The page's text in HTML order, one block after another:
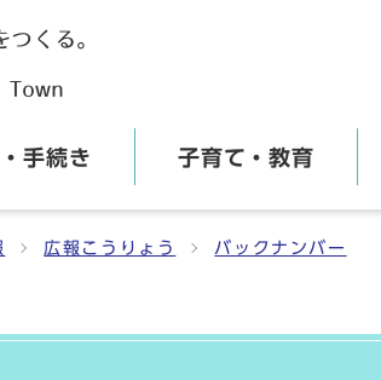
手続き 子育て・教育
広報こうりょう バックナンバー